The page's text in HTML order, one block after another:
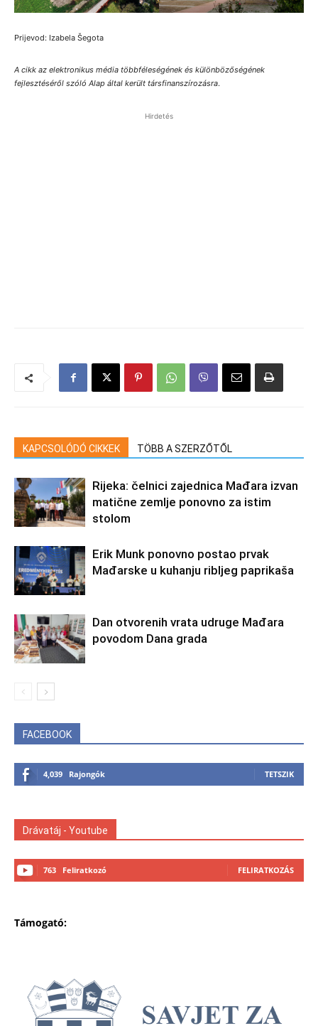
Prijevod: Izabela Šegota
A cikk az elektronikus média többféleségének és különbözőségének
fejlesztéséről szóló Alap által került társfinanszírozásra.
Hirdetés
KAPCSOLÓDÓ CIKKEK TÖBB A SZERZŐTŐL
Rijeka: čelnici zajednica Mađara izvan
matične zemlje ponovno za istim
stolom
Erik Munk ponovno postao prvak
Mađarske u kuhanju ribljeg paprikaša
Dan otvorenih vrata udruge Mađara
povodom Dana grada
FACEBOOK
4,039 Rajongók TETSZIK
Drávatáj - Youtube
763 Feliratkozó FELIRATKOZÁS
Támogató: